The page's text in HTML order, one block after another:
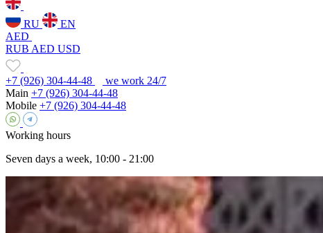
RU
EN
AED
RUB AED USD
+7 (926) 304-44-48
we work 24/7
Main +7 (926) 304-44-48
Mobile +7 (926) 304-44-48
Working hours
Seven days a week, 10:00 - 21:00